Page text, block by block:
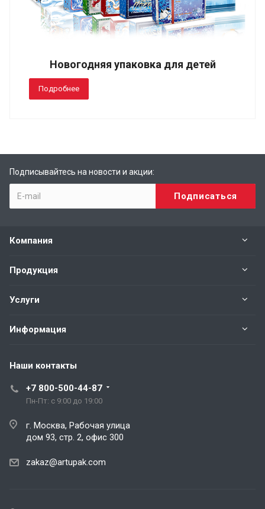
Новогодняя упаковка для детей
Подробнее
Подписывайтесь на новости и акции:
Компания
Продукция
Услуги
Информация
Наши контакты
+7 800-500-44-87
Пн-Пт: с 9:00 до 19:00
г. Москва, Рабочая улица
дом 93, стр. 2, офис 300
zakaz@artupak.com